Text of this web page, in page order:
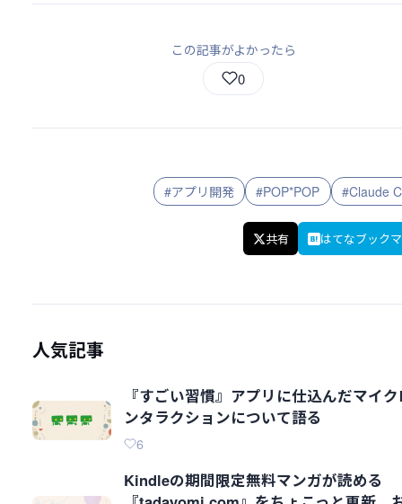
この記事がよかったら
0
#アプリ開発 #POP*POP #Claude
共有 はてなブック
人気記事
『すごい習慣』アプリに仕込んだマイ
ンタラクションについて語る
6
Kindleの期間限定無料マンガが読める